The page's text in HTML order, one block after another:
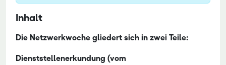
Inhalt
Die Netzwerkwoche gliedert sich in zwei Teile:
Dienststellenerkundung (vom